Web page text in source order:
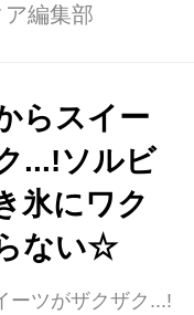
ェスティバル』
SULBING
SENDAIの
7月10日(月)から
間限定で開催され
ィバル』 マンゴ
ニュー『マンゴー
円)に加え、昨
編集部
らスイー
...!ソルビ
氷にワク
ない☆
ーツがザクザク...!